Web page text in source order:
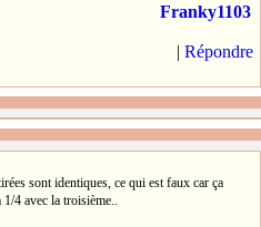
Franky1103
| Répondre
sont identiques, ce qui est faux car ça
4 avec la troisième..